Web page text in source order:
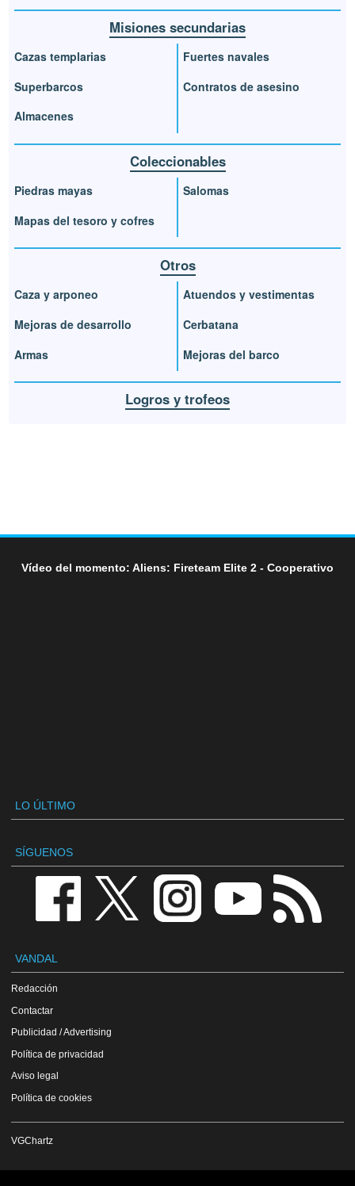
Misiones secundarias
Cazas templarias
Superbarcos
Almacenes
Fuertes navales
Contratos de asesino
Coleccionables
Piedras mayas
Mapas del tesoro y cofres
Salomas
Otros
Caza y arponeo
Mejoras de desarrollo
Armas
Atuendos y vestimentas
Cerbatana
Mejoras del barco
Logros y trofeos
Vídeo del momento: Aliens: Fireteam Elite 2 - Cooperativo
LO ÚLTIMO
SÍGUENOS
VANDAL
Redacción
Contactar
Publicidad / Advertising
Política de privacidad
Aviso legal
Política de cookies
VGChartz